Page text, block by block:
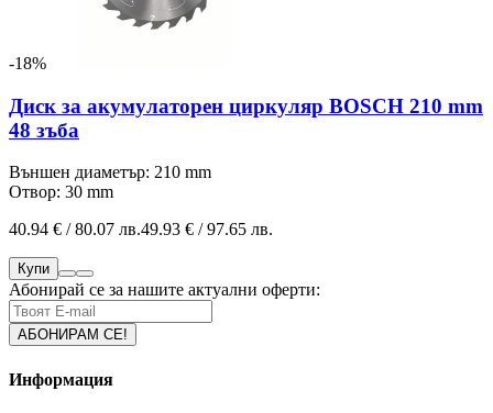
-18%
Диск за акумулаторен циркуляр BOSCH 210 mm
48 зъба
Външен диаметър: 210 mm
Отвор: 30 mm
40.94 € / 80.07 лв.49.93 € / 97.65 лв.
Купи
Абонирай се за нашите актуални оферти:
Информация